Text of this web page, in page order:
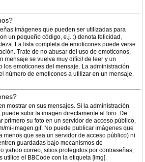
imágenes que pueden ser utilizadas para
un pequeño código, e.j. :) denota felicidad,
La lista completa de emoticones puede verse
Trate de no abusar del uso de emoticonos,
mensaje se vuelva muy difícil de leer y un
los emoticones del mensaje. La administración
número de emoticones a utilizar en un mensaje.
mostrar en sus mensajes. Si la administración
subir la imagen directamente al foro. De
primero su foto en un servidor de acceso público,
mi-imagen.gif. No puede publicar imágenes que
menos que sea un servidor de acceso público) ni
guardadas bajo mecanismos de
yahoo correo, sitios protegidos por contraseñas,
utilice el BBCode con la etiqueta [img].